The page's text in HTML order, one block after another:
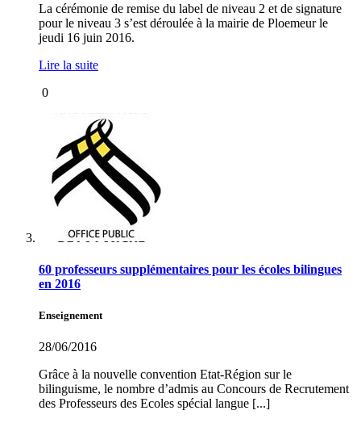
La cérémonie de remise du label de niveau 2 et de signature
pour le niveau 3 s’est déroulée à la mairie de Ploemeur le
jeudi 16 juin 2016.
Lire la suite
0
60 professeurs supplémentaires pour les écoles bilingues
en 2016
Enseignement
28/06/2016
Grâce à la nouvelle convention Etat-Région sur le
bilinguisme, le nombre d’admis au Concours de Recrutement
des Professeurs des Ecoles spécial langue [...]